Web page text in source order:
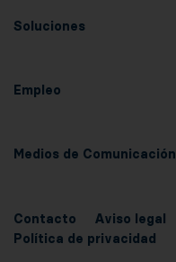
Soluciones
Empleo
Medios de Comunicación
Contacto Aviso legal
Política de privacidad